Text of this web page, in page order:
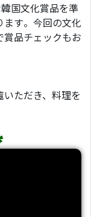
国文化賞品を準
す。今回の文化
賞品チェックもお
ただき、料理を